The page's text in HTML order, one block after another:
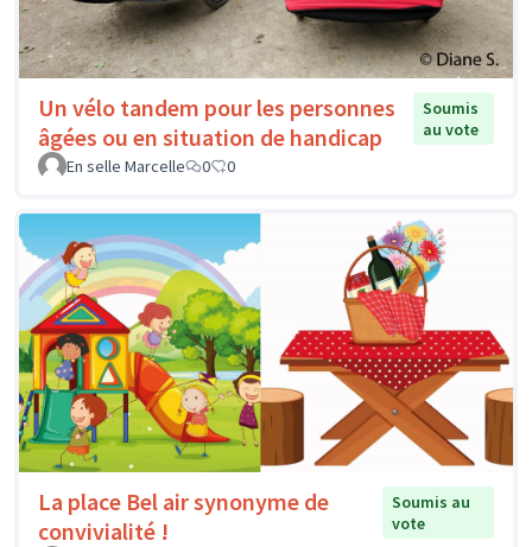
Un vélo tandem pour les personnes
âgées ou en situation de handicap
Soumis
au vote
En selle Marcelle
0 0
La place Bel air synonyme de
convivialité !
Soumis au
vote